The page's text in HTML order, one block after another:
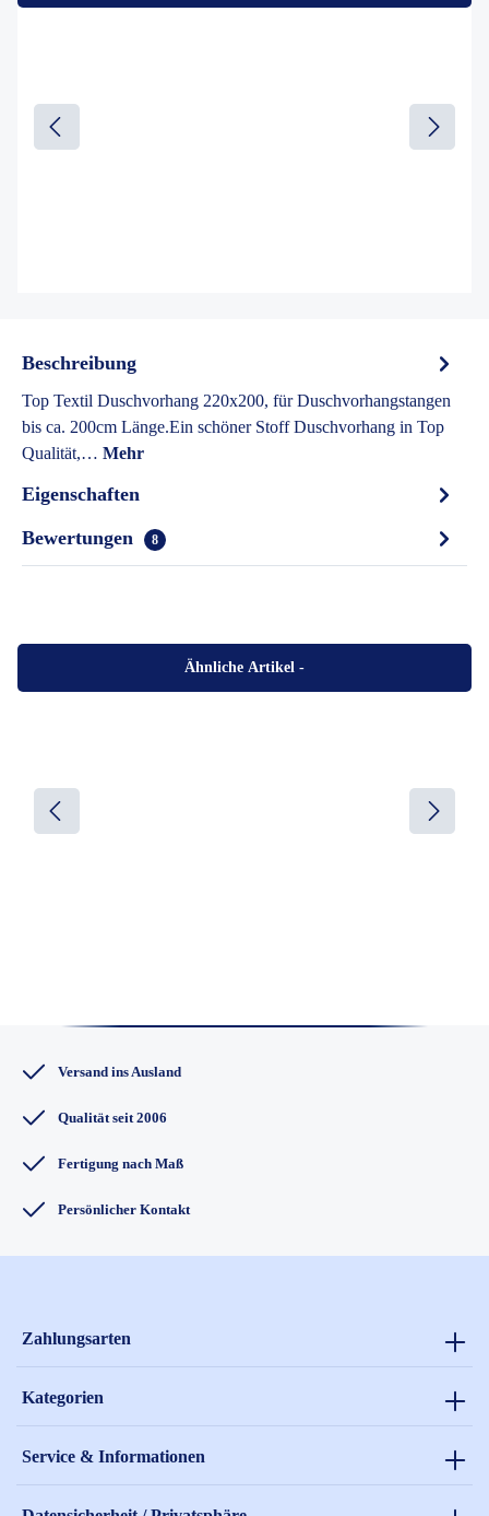
Beschreibung
Top Textil Duschvorhang 220x200, für Duschvorhangstangen
bis ca. 200cm Länge.Ein schöner Stoff Duschvorhang in Top
Qualität,… Mehr
Eigenschaften
Bewertungen
8
Ähnliche Artikel -
Versand ins Ausland
Qualität seit 2006
Fertigung nach Maß
Persönlicher Kontakt
Kategorien
Zahlungsarten
Service & Informationen